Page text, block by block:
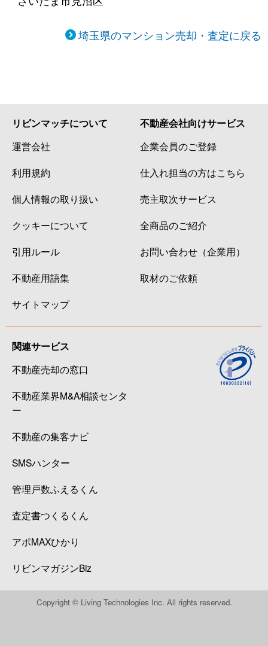
埼玉県のマンション売却・査定に戻る
リビンマッチについて
運営会社
利用規約
個人情報の取り扱い
クッキーについて
引用ルール
不動産用語集
サイトマップ
不動産会社向けサービス
企業会員のご登録
仕入れ担当の方はこちら
売主取次サービス
全商品のご紹介
お問い合わせ（企業用）
取材のご依頼
関連サービス
不動産売却の窓口
不動産業界M&A相談センタ
ー
不動産の集客ナビ
SMSハンター
管理戸数ふえるくん
査定書つくるくん
アポMAXひかり
リビンマガジンBiz
Copyright © Living Technologies Inc. All rights reserved.